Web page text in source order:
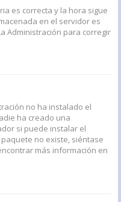
es correcta y la hora sigue
en el servidor es
Administración para corregir
no ha instalado el
ha creado una
si puede instalar el
no existe, siéntase
más información en